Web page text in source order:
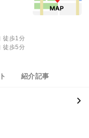
徒歩1分
徒歩5分
紹介記事